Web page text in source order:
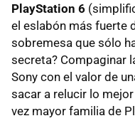
PlayStation 6
el eslabón más fuerte
sobremesa que sólo
secreta? Compaginar
Sony con el valor de
sacar a relucir lo
vez mayor familia de